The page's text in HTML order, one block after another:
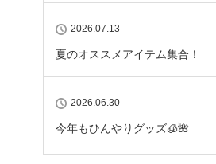
2026.07.13
夏のオススメアイテム集合！
2026.06.30
今年もひんやりグッズ🧊🌺